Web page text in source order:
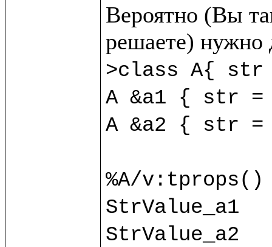
Вероятно (Вы
>class A{
A &a1 { str
A &a2 { str
%A/v:tprops()
StrValue_a1
StrValue_a2